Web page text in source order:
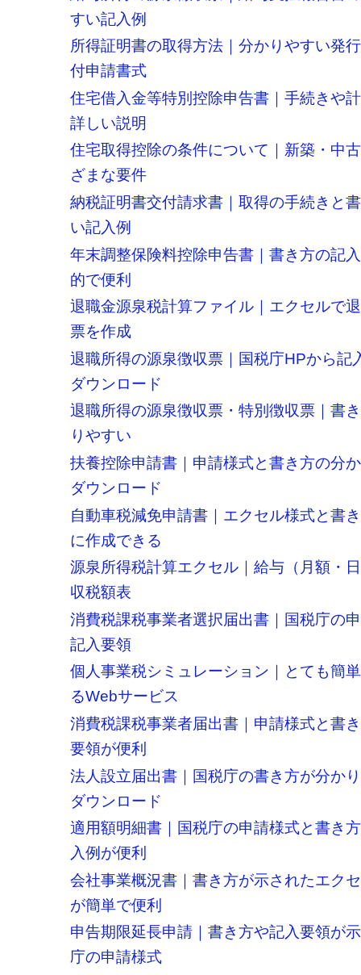
すい記入例
所得証明書の取得方法｜分かりやすい発
付申請書式
住宅借入金等特別控除申告書｜手続きや
詳しい説明
住宅取得控除の条件について｜新築・中
ざまな要件
納税証明書交付請求書｜取得の手続きと
い記入例
年末調整保険料控除申告書｜書き方の記
的で便利
退職金源泉税計算ファイル｜エクセルで
票を作成
退職所得の源泉徴収票｜国税庁HPから記
ダウンロード
退職所得の源泉徴収票・特別徴収票｜書
りやすい
扶養控除申請書｜申請様式と書き方の分
ダウンロード
自動車税減免申請書｜エクセル様式と書
に作成できる
源泉所得税計算エクセル｜給与（月額・
収税額表
消費税課税事業者選択届出書｜国税庁の
記入要領
個人事業税シミュレーション｜とても簡
るWebサービス
消費税課税事業者届出書｜申請様式と書
要領が便利
法人設立届出書｜国税庁の書き方が分か
ダウンロード
適用額明細書｜国税庁の申請様式と書き
入例が便利
会社事業概況書｜書き方が示されたエク
が簡単で便利
申告期限延長申請｜書き方や記入要領が
庁の申請様式